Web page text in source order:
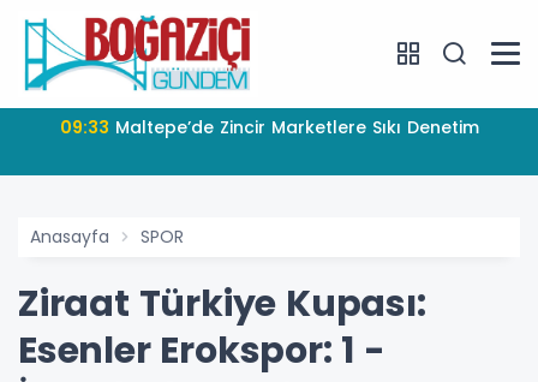
09:33 Maltepe’de Zincir Marketlere Sıkı Denetim
Anasayfa SPOR
Ziraat Türkiye Kupası:
Esenler Erokspor: 1 -